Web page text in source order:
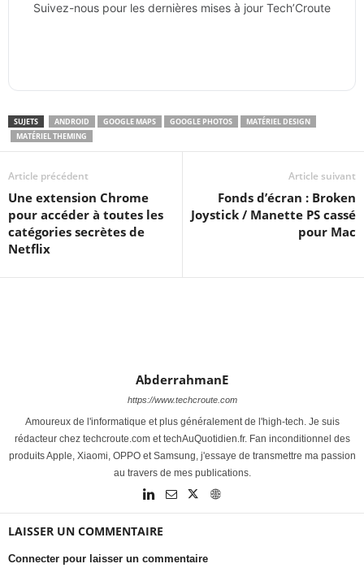
Suivez-nous pour les dernières mises à jour Tech’Croute
SUJETS ANDROID GOOGLE MAPS GOOGLE PHOTOS
MATÉRIEL DESIGN
MATÉRIEL THEMING
Article précédent
Une extension Chrome
pour accéder à toutes les
catégories secrètes de
Netflix
Article suivant
Fonds d’écran : Broken
Joystick / Manette PS cassé
pour Mac
AbderrahmanE
https://www.techcroute.com
Amoureux de l'informatique et plus généralement de l'high-tech. Je suis
rédacteur chez techcroute.com et techAuQuotidien.fr. Fan inconditionnel des
produits Apple, Xiaomi, OPPO et Samsung, j'essaye de transmettre ma passion
au travers de mes publications.
LAISSER UN COMMENTAIRE
Connecter pour laisser un commentaire